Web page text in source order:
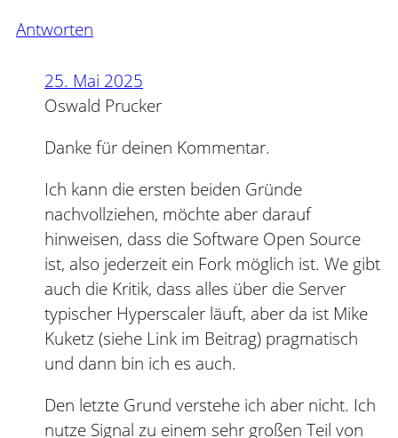
Antworten
25. Mai 2025
Oswald Prucker
Danke für deinen Kommentar.
Ich kann die ersten beiden Gründe
nachvollziehen, möchte aber darauf
hinweisen, dass die Software Open Source
ist, also jederzeit ein Fork möglich ist. We gibt
auch die Kritik, dass alles über die Server
typischer Hyperscaler läuft, aber da ist Mike
Kuketz (siehe Link im Beitrag) pragmatisch
und dann bin ich es auch.
Den letzte Grund verstehe ich aber nicht. Ich
nutze Signal zu einem sehr großen Teil von